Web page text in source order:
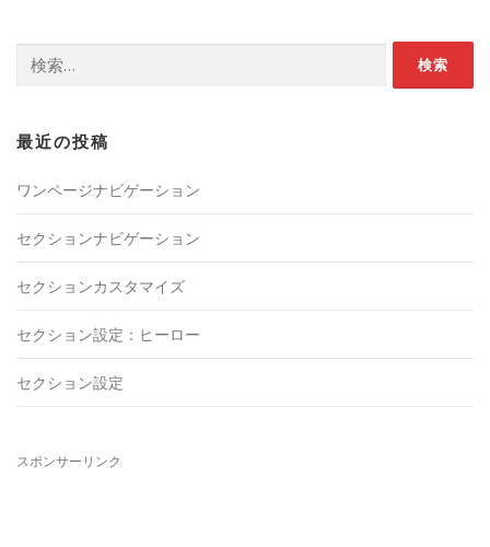
シ
索:
最近の投稿
ワンページナビゲーション
セクションナビゲーション
セクションカスタマイズ
セクション設定：ヒーロー
セクション設定
スポンサーリンク